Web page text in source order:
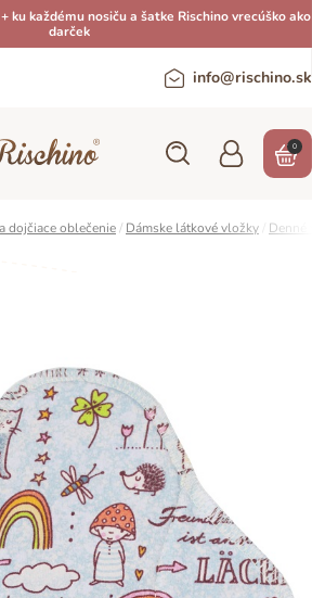
ku každému nosiču a šatke Rischino vrecúško ako
darček
info@rischino.sk
0
dojčiace oblečenie/ Dámske látkové vložky Denné